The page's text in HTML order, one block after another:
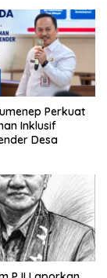
Perkuat
Inklusif
Desa